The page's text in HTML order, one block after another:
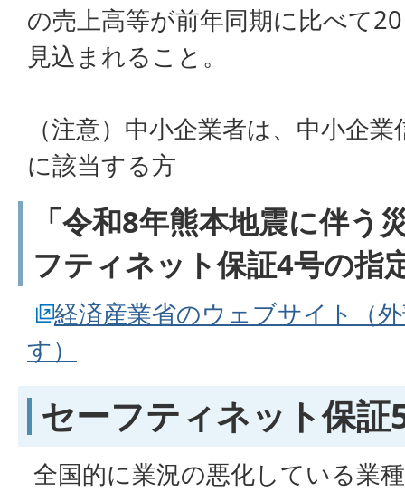
の売上高等が前年同期に比べて
見込まれること。
（注意）中小企業者は、中小企
に該当する方
「令和8年熊本地震に伴う
フティネット保証4号の指
経済産業省のウェブサイト（
す）
セーフティネット保
全国的に業況の悪化している業